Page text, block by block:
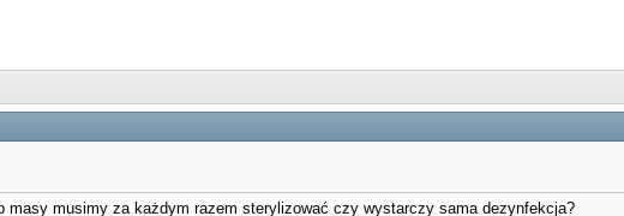
masy musimy za każdym razem sterylizować czy wystarczy sama dezynfekcja?